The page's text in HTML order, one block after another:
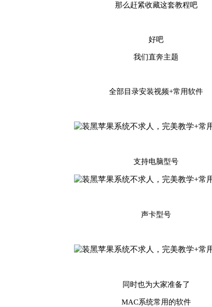
那么赶紧收藏这套教程吧
好吧
我们直奔主题
全部目录安装视频+常用软件
支持电脑型号
声卡型号
同时也为大家准备了
MAC系统常用的软件